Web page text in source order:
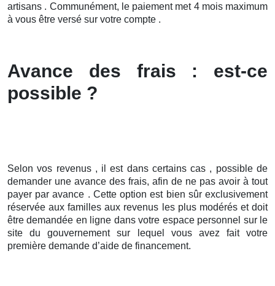
artisans . Communément, le paiement met 4 mois maximum
à vous être versé sur votre compte .
Avance des frais : est-ce
possible ?
Selon vos revenus , il est dans certains cas , possible de
demander une avance des frais, afin de ne pas avoir à tout
payer par avance . Cette option est bien sûr exclusivement
réservée aux familles aux revenus les plus modérés et doit
être demandée en ligne dans votre espace personnel sur le
site du gouvernement sur lequel vous avez fait votre
première demande d’aide de financement.